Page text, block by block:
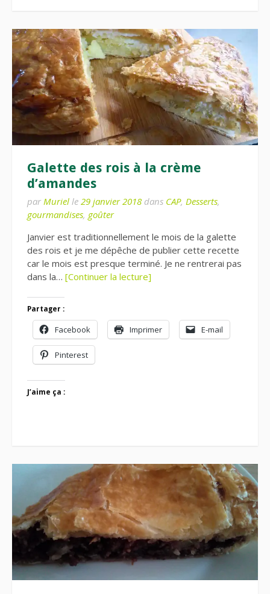
Galette des rois à la crème
d’amandes
par Muriel le 29 janvier 2018 dans CAP, Desserts,
gourmandises, goûter
Janvier est traditionnellement le mois de la galette
des rois et je me dépêche de publier cette recette
car le mois est presque terminé. Je ne rentrerai pas
dans la… [Continuer la lecture]
Partager :
Facebook Imprimer E-mail
Pinterest
J’aime ça :